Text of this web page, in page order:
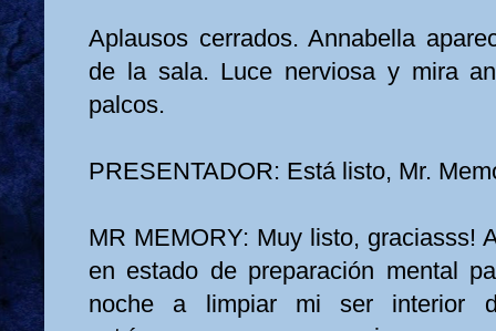
Aplausos cerrados. Annabella
de la sala. Luce nerviosa y mira
palcos.
PRESENTADOR: Está listo, Mr.
MR MEMORY: Muy listo, graciasss!
en estado de preparación mental
noche a limpiar mi ser interior